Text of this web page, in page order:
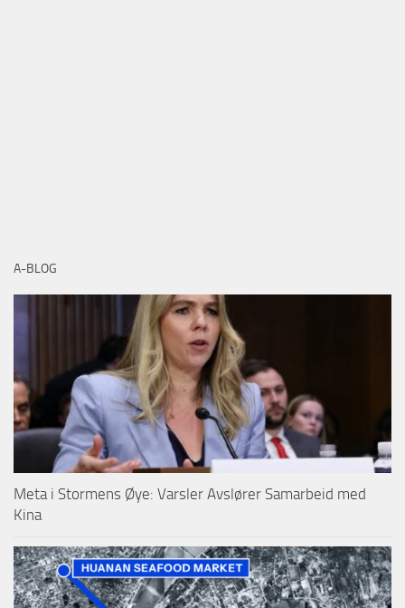
A-BLOG
Meta i Stormens Øye: Varsler Avslører Samarbeid med
Kina